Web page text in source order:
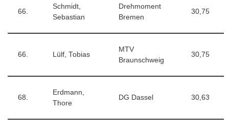
66.
Schmidt,
Sebastian
Drehmoment
Bremen
30,75
66. Lülf, Tobias
MTV
Braunschweig
30,75
68.
Erdmann,
Thore
DG Dassel 30,63